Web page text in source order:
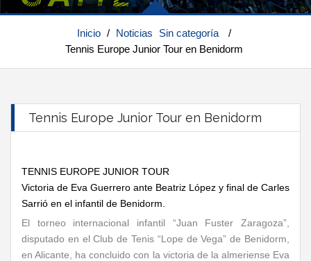
Inicio / Noticias Sin categoría
/
Tennis Europe Junior Tour en Benidorm
Tennis Europe Junior Tour en Benidorm
TENNIS EUROPE JUNIOR TOUR
Victoria de Eva Guerrero ante Beatriz López y final de Carles
Sarrió en el infantil de Benidorm.
El torneo internacional infantil “Juan Fuster Zaragoza”,
disputado en el Club de Tenis “Lope de Vega” de Benidorm,
en Alicante, ha concluido con la victoria de la almeriense Eva